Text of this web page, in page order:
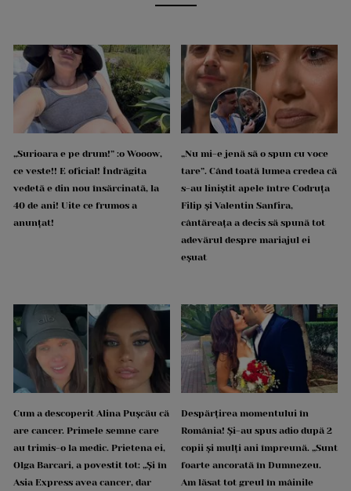
„Surioara e pe drum!” :o Wooow,
ce veste!! E oficial! Îndrăgita
vedetă e din nou însărcinată, la
40 de ani! Uite ce frumos a
anunțat!
„Nu mi-e jenă să o spun cu voce
tare”. Când toată lumea credea că
s-au liniștit apele între Codruța
Filip și Valentin Sanfira,
cântăreața a decis să spună tot
adevărul despre mariajul ei
eșuat
Cum a descoperit Alina Pușcău că
are cancer. Primele semne care
au trimis-o la medic. Prietena ei,
Olga Barcari, a povestit tot: „Și în
Asia Express avea cancer, dar
Despărțirea momentului în
România! Și-au spus adio după 2
copii și mulți ani împreună. „Sunt
foarte ancorată în Dumnezeu.
Am lăsat tot greul în mâinile